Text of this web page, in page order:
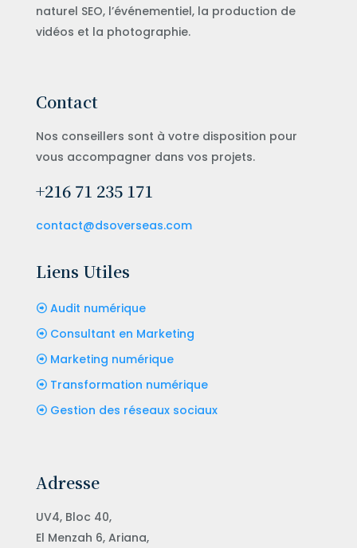
naturel SEO, l’événementiel, la production de
vidéos et la photographie.
Contact
Nos conseillers sont à votre disposition pour
vous accompagner dans vos projets.
+216 71 235 171
contact@dsoverseas.com
Liens Utiles
Audit numérique
Consultant en Marketing
Marketing numérique
Transformation numérique
Gestion des réseaux sociaux
Adresse
UV4, Bloc 40,
El Menzah 6, Ariana,